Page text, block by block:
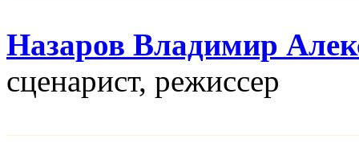
Назаров Владимир
сценарист, режисcер